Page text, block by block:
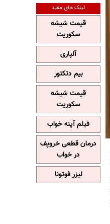
لینک های مفید
قیمت شیشه
سکوریت
آلپاری
بیم دتکتور
قیمت شیشه
سکوریت
فیلم آپنه خواب
درمان قطعی خروپف
در خواب
لیزر فوتونا